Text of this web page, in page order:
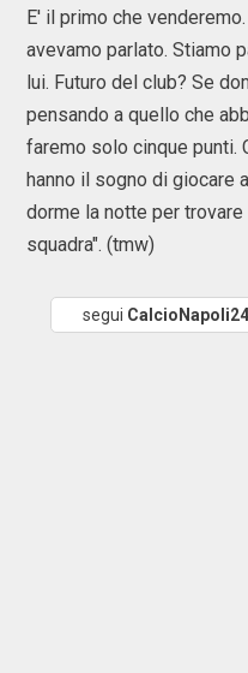
E' il primo che
avevamo parlato. Stiamo
lui. Futuro del club? Se
pensando a quello che
faremo solo cinque punti.
hanno il sogno di giocare
dorme la notte per
squadra". (tmw)
segui